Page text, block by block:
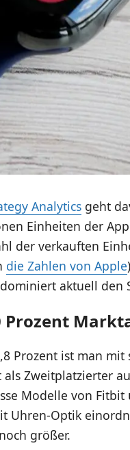
Analyticsgeht
Einheiten der
der verkauften
die Zahlen von Apple
aktuell den
Prozent
Prozent ist man
Zweitplatzierter
Modelle von Fitbit
Uhren-Optik
größer.